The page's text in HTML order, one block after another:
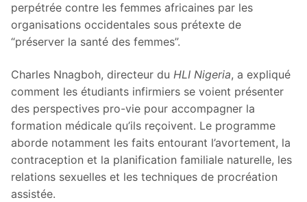
perpétrée contre les femmes africaines par les
organisations occidentales sous prétexte de
“préserver la santé des femmes”.
Charles Nnagboh, directeur du HLI Nigeria, a expliqué
comment les étudiants infirmiers se voient présenter
des perspectives pro-vie pour accompagner la
formation médicale qu’ils reçoivent. Le programme
aborde notamment les faits entourant l’avortement, la
contraception et la planification familiale naturelle, les
relations sexuelles et les techniques de procréation
assistée.